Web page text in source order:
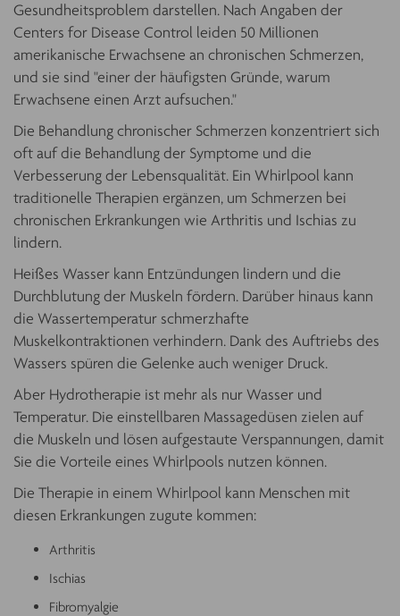
Gesundheitsproblem darstellen. Nach Angaben der
Centers for Disease Control leiden 50 Millionen
amerikanische Erwachsene an chronischen Schmerzen,
und sie sind "einer der häufigsten Gründe, warum
Erwachsene einen Arzt aufsuchen."
Die Behandlung chronischer Schmerzen konzentriert sich
oft auf die Behandlung der Symptome und die
Verbesserung der Lebensqualität. Ein Whirlpool kann
traditionelle Therapien ergänzen, um Schmerzen bei
chronischen Erkrankungen wie Arthritis und Ischias zu
lindern.
Heißes Wasser kann Entzündungen lindern und die
Durchblutung der Muskeln fördern. Darüber hinaus kann
die Wassertemperatur schmerzhafte
Muskelkontraktionen verhindern. Dank des Auftriebs des
Wassers spüren die Gelenke auch weniger Druck.
Aber Hydrotherapie ist mehr als nur Wasser und
Temperatur. Die einstellbaren Massagedüsen zielen auf
die Muskeln und lösen aufgestaute Verspannungen, damit
Sie die Vorteile eines Whirlpools nutzen können.
Die Therapie in einem Whirlpool kann Menschen mit
diesen Erkrankungen zugute kommen:
Arthritis
Ischias
Fibromyalgie